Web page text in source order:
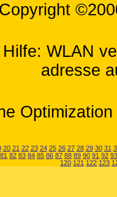
Copyright
WLAN
adresse
20 21 22 23 24 25 26 27 28 29 30 31
81 82 83 84 85 86 87 88 89 90 91 92 93
120 121 122 123